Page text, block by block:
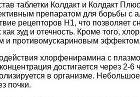
таблетки Колдакт и Колдакт
препаратом для борьбы с
рецепторов Н1, что позволяет
как зуд и отечность. Кроме того,
и противомускариновым эффектом.
хлорфенирамина с
достигается через 2-
в организме.
почки.